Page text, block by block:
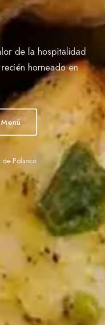
de la hospitalidad
horneado en
de Polanco